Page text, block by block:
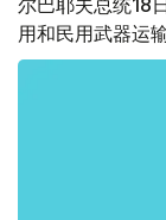
尔巴耶夫总统18
用和民用武器运